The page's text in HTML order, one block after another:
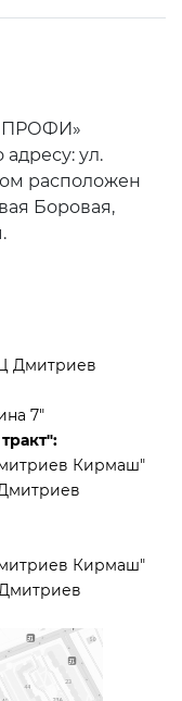
ПРОФИ»
ул.
расположен
Боровая,
Дмитриев
7"
Кирмаш"
Кирмаш"